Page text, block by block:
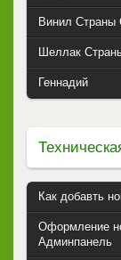
Винил Страны
Шеллак
Геннадий
Как добавть
Оформление
Админпанель